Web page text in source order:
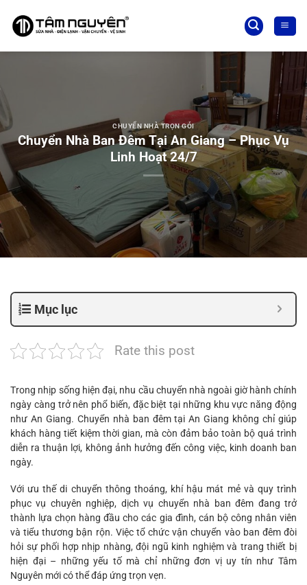
qua
dung
CHUYỂN NHÀ TRỌN GÓI
Chuyển Nhà Ban Đêm Tại An Giang – Phục Vụ
Linh Hoạt 24/7
Mục lục
Rate this post
Trong nhịp sống hiện đại, nhu cầu chuyển nhà ngoài giờ hành chính
ngày càng trở nên phổ biến, đặc biệt tại những khu vực năng động
như An Giang. Chuyển nhà ban đêm tại An Giang không chỉ giúp
khách hàng tiết kiệm thời gian, mà còn đảm bảo toàn bộ quá trình
diễn ra thuận lợi, không ảnh hưởng đến công việc, kinh doanh ban
ngày.
Với ưu thế di chuyển thông thoáng, khí hậu mát mẻ và quy trình
phục vụ chuyên nghiệp, dịch vụ chuyển nhà ban đêm đang trở
thành lựa chọn hàng đầu cho các gia đình, cán bộ công nhân viên
và tiểu thương bận rộn. Việc tổ chức vận chuyển vào ban đêm đòi
hỏi sự phối hợp nhịp nhàng, đội ngũ kinh nghiệm và trang thiết bị
hiện đại – những yếu tố mà chỉ những đơn vị uy tín như Tâm
Nguyên mới có thể đáp ứng trọn vẹn.